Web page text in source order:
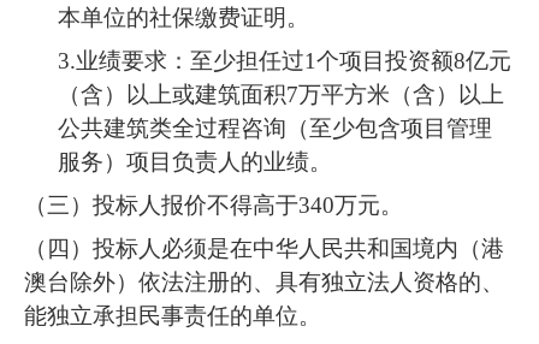
本单位的社保缴费证明。
3.业绩要求：至少担任过1个项目投资额8亿元
（含）以上或建筑面积7万平方米（含）以上
公共建筑类全过程咨询（至少包含项目管理
服务）项目负责人的业绩。
（三）投标人报价不得高于340万元。
（四）投标人必须是在中华人民共和国境内（港
澳台除外）依法注册的、具有独立法人资格的、
能独立承担民事责任的单位。